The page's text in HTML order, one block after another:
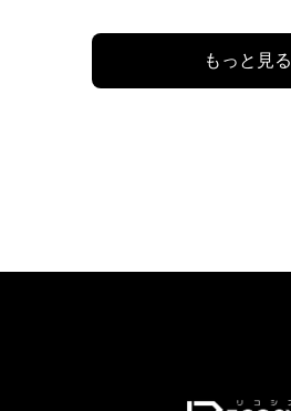
もっと見る